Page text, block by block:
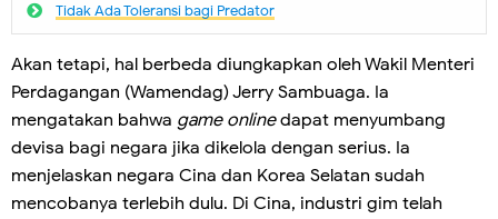
Tidak Ada Toleransi bagi Predator
Akan tetapi, hal berbeda diungkapkan oleh Wakil Menteri
Perdagangan (Wamendag) Jerry Sambuaga. Ia
mengatakan bahwa game onlinedapat menyumbang
devisa bagi negara jika dikelola dengan serius. Ia
menjelaskan negara Cina dan Korea Selatan sudah
mencobanya terlebih dulu. Di Cina, industri gim telah